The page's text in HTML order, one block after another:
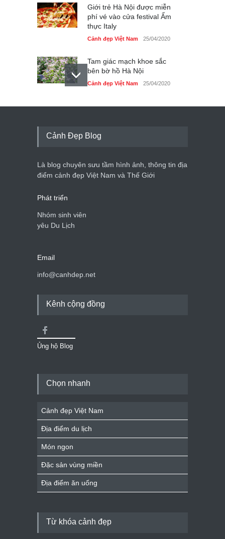
Giới trẻ Hà Nội được miễn
phí vé vào cửa festival Ẩm
thực Italy
Cảnh đẹp Việt Nam 25/04/2020
Tam giác mạch khoe sắc
bên bờ hồ Hà Nội
Cảnh đẹp Việt Nam 25/04/2020
Bán đảo Sơn Trà sẽ là khu
dân dã ở Sài Gòn
Cảnh đẹp Việt Nam 25/04/2020
Cảnh Đẹp Blog
Là blog chuyên sưu tầm hình ảnh, thông tin địa
điểm cảnh đẹp Việt Nam và Thế Giới
Phát triển
Nhóm sinh viên
yêu Du Lịch
Email
info@canhdep.net
Kênh cộng đồng
Ủng hộ Blog
Chọn nhanh
Cảnh đẹp Việt Nam
Địa điểm du lịch
Món ngon
Đặc sản vùng miền
Địa điểm ăn uống
Từ khóa cảnh đẹp